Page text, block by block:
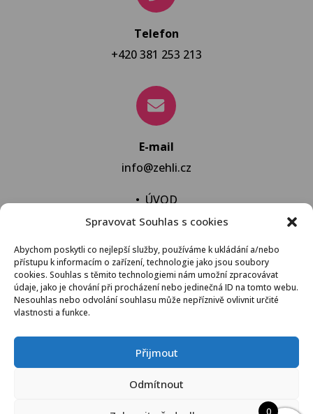
Spravovat Souhlas s cookies
Abychom poskytli co nejlepší služby, používáme k ukládání a/nebo
přístupu k informacím o zařízení, technologie jako jsou soubory
cookies. Souhlas s těmito technologiemi nám umožní zpracovávat
údaje, jako je chování při procházení nebo jedinečná ID na tomto webu.
Nesouhlas nebo odvolání souhlasu může nepříznivě ovlivnit určité
vlastnosti a funkce.
Přijmout
Odmítnout
Telefon
+420 381 253 213
E-mail
info@zehli.cz
•ÚVOD
• NOVINKY
•NECHAT VYPRAT
•KONTAKT
VŠEOBECNÉ OBCHODNÍ PODMÍNKY
© 2021 Žehli.cz – Na praní a žehlení je život příliš
0